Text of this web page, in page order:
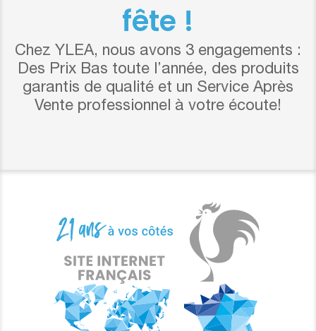
fête !
Chez YLEA, nous avons 3 engagements :
Des Prix Bas toute l’année, des produits
garantis de qualité et un Service Après
Vente professionnel à votre écoute!